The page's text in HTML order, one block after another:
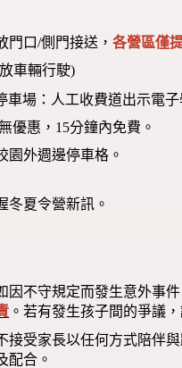
門口/側門接送，各營區僅
車輛行駛)
場：人工收費道出示電
優惠，15分鐘內免費。
園外週邊停車格。
冬夏令營新訊。
因不守規定而發生意外事
。若有發生孩子間的爭議
接受家長以任何方式陪伴
配合。